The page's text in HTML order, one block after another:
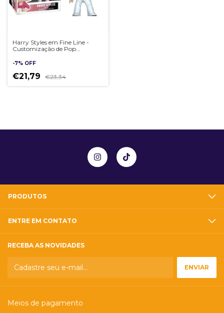
Harry Styles em Fine Line -
Customização de Pop
-7% OFF
€21,79 €23,34
PRODUTOS
ENTRE EM CONTATO
RECEBA AS NOVIDADES
Meios de pagamento